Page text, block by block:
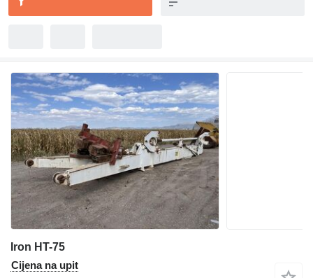
Iron HT-75
Cijena na upit